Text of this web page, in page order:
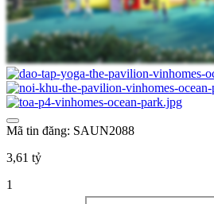
Mã tin đăng: SAUN2088
3,61 tỷ
1